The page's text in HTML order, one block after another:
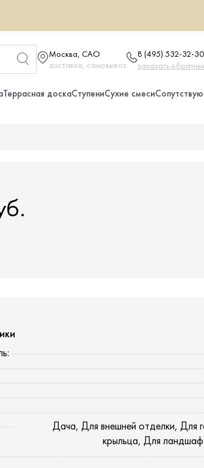
Москва, САО
доставка, самовывоз
8 (495) 532-32-30
заказать
Террасная доскаСтупениСухие смеси
Дача, Для внешней отделки,
крыльца, Для